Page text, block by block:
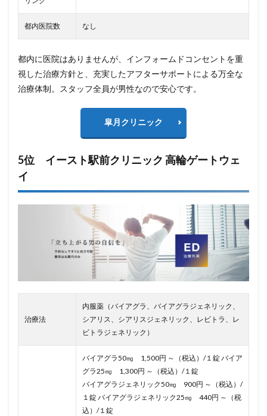
都内医院数 なし
都内に医院はありませんが、インフォームドコンセントを重
視した治療方針と、充実したアフターサポートによる万全な
治療体制。スタッフ全員が男性なので安心です。
皐月クリニック
5位 イースト駅前クリニック 高輪ゲートウェ
イ
治療法
内服薬（バイアグラ、バイアグラジェネリック、
シアリス、シアリスジェネリック、レビトラ、レ
ビトラジェネリック）
バイアグラ50㎎ 1,500円 ～（税込）/１錠 バイア
グラ25㎎ 1,300円 ～（税込）/１錠
バイアグラジェネリック50㎎ 900円 ～（税込）/
１錠 バイアグラジェネリック25㎎ 440円 ～（税
込）/１錠